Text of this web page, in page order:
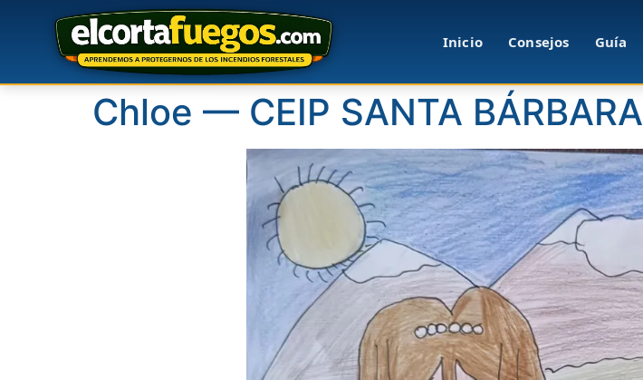
Inicio Consejos Guía
Chloe — CEIP SANTA BÁRBARA